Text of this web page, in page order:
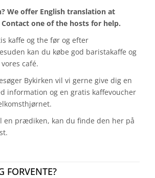
We offer English translation at
Contact one of the hosts for help.
kaffe og the før og efter
kan du købe god baristakaffe og
café.
Bykirken vil vi gerne give dig en
information og en gratis kaffevoucher
en prædiken, kan du finde den her på
FORVENTE?